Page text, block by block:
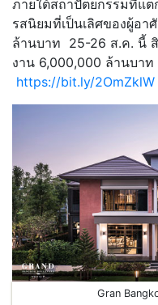
ภายใต้สถาปัตยกรรมที่แ
รสนิยมที่เป็นเลิศของผู้อา
ล้านบาท 25-26 ส.ค. นี้
งาน 6,000,000 ล้านบาท
https://bit.ly/2OmZklW
Gran